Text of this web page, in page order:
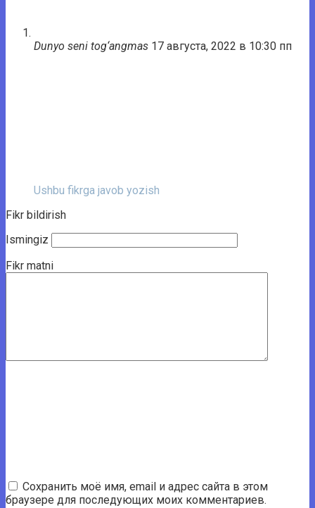
Dunyo seni tog‘angmas 17 августа, 2022 в 10:30 пп
Ushbu fikrga javob yozish
Fikr bildirish
Ismingiz
Fikr matni
Сохранить моё имя, email и адрес сайта в этом
браузере для последующих моих комментариев.